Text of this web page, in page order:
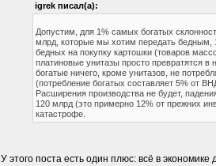
igrek писал(а):
Допустим, для 1% самых богатых
млрд, которые мы хотим передать бедным,
бедных на покупку картошки (товаров
платиновые унитазы просто превратятся
богатые ничего, кроме унитазов, не
(потребление богатых составляет 5% от
Расширения производства не будет,
120 млрд (это примерно 12% от прежних
катастрофе.
У этого поста есть один плюс: всё в